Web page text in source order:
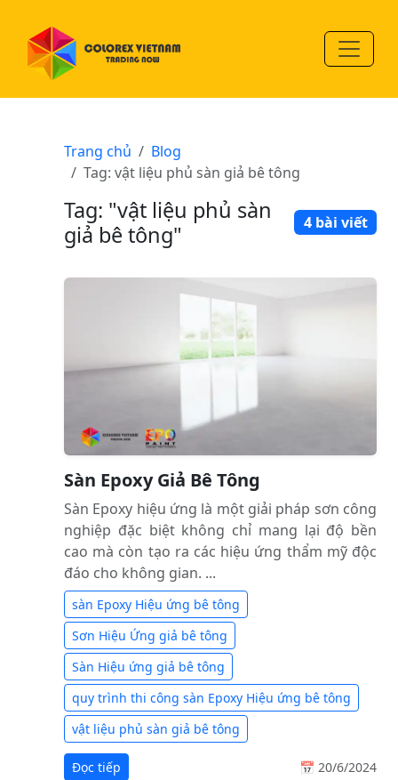
Trang chủ
Blog
Tag: vật liệu phủ sàn giả bê tông
Tag: "vật liệu phủ sàn
giả bê tông"
4 bài viết
Sàn Epoxy Giả Bê Tông
Sàn Epoxy hiệu ứng là một giải pháp sơn công
nghiệp đặc biệt không chỉ mang lại độ bền
cao mà còn tạo ra các hiệu ứng thẩm mỹ độc
đáo cho không gian. ...
sàn Epoxy Hiệu ứng bê tông
Sơn Hiệu Ứng giả bê tông
Sàn Hiệu ứng giả bê tông
quy trình thi công sàn Epoxy Hiệu ứng bê tông
vật liệu phủ sàn giả bê tông
Đọc tiếp 📅 20/6/2024